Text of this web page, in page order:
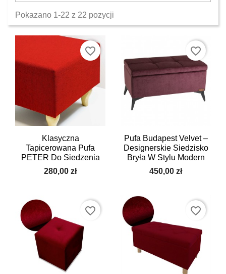
Pokazano 1-22 z 22 pozycji
Klasyczna
Tapicerowana Pufa
PETER Do Siedzenia
280,00 zł
favorite_border
Pufa Budapest Velvet –
Designerskie Siedzisko
Bryła W Stylu Modern
450,00 zł
favorite_border
favorite_border favorite_border